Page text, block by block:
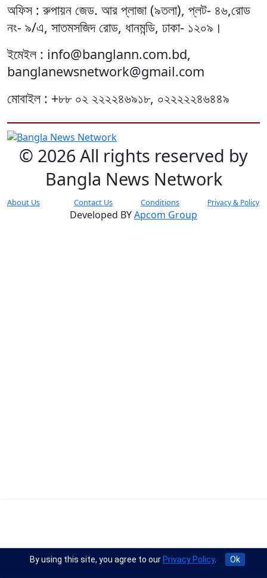
অফিস : রুপায়ন জেড. আর প্লাজা (৯তলা), প্লট- ৪৬,রোড
নং- ৯/এ, সাতমসজিদ রোড, ধানমন্ডি, ঢাকা- ১২০৯।
ইমেইল : info@banglann.com.bd,
banglanewsnetwork@gmail.com
মোবাইল : +৮৮ ০২ ২২২২৪৬৯১৮, ০২২২২২৪৬৪৪৯
© 2026 All rights reserved by
Bangla News Network
About Us Contact Us Conditions Privacy & Policy
Developed BYApcom Group
By using this site, you agree to ourPrivacy Policy. Ok